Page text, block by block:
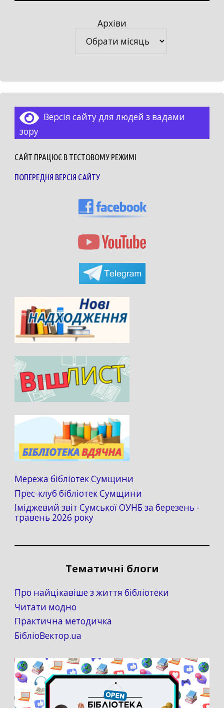
Архіви
Версія сайту для людей з вадами
зору
САЙТ ПРАЦЮЄ В ТЕСТОВОМУ РЕЖИМІ
ПОПЕРЕДНЯ ВЕРСІЯ САЙТУ
Мережа бібліотек Сумщини
Прес-клуб бібліотек Сумщини
Іміджевий звіт Сумської ОУНБ за березень -
травень 2026 року
Тематичні блоги
Про найцікавіше з життя бібліотеки
Читати модно
Практична методичка
БібліоВектор.ua